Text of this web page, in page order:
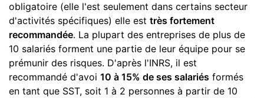
obligatoire (elle l'est seulement dans certains secteur
d'activités spécifiques) elle est très fortement
recommandée. La plupart des entreprises de plus de
10 salariés forment une partie de leur équipe pour se
prémunir des risques. D'après l'INRS, il est
recommandé d'avoi 10 à 15% de ses salariés formés
en tant que SST, soit 1 à 2 personnes à partir de 10